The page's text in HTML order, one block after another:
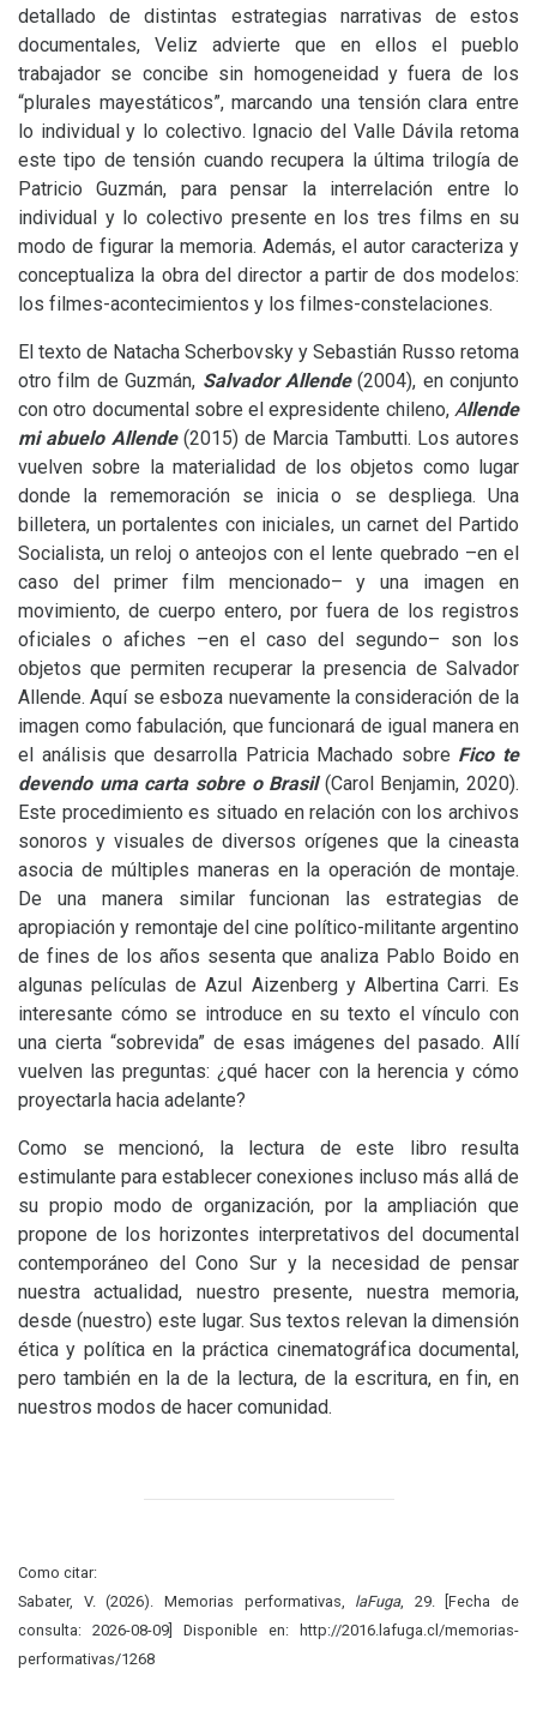
detallado de distintas estrategias narrativas de estos
documentales, Veliz advierte que en ellos el pueblo
trabajador se concibe sin homogeneidad y fuera de los
“plurales mayestáticos”, marcando una tensión clara entre
lo individual y lo colectivo. Ignacio del Valle Dávila retoma
este tipo de tensión cuando recupera la última trilogía de
Patricio Guzmán, para pensar la interrelación entre lo
individual y lo colectivo presente en los tres films en su
modo de figurar la memoria. Además, el autor caracteriza y
conceptualiza la obra del director a partir de dos modelos:
los filmes-acontecimientos y los filmes-constelaciones.
El texto de Natacha Scherbovsky y Sebastián Russo retoma
otro film de Guzmán, Salvador Allende(2004), en conjunto
con otro documental sobre el expresidente chileno, Allende
mi abuelo Allende (2015) de Marcia Tambutti. Los autores
vuelven sobre la materialidad de los objetos como lugar
donde la rememoración se inicia o se despliega. Una
billetera, un portalentes con iniciales, un carnet del Partido
Socialista, un reloj o anteojos con el lente quebrado –en el
caso del primer film mencionado– y una imagen en
movimiento, de cuerpo entero, por fuera de los registros
oficiales o afiches –en el caso del segundo– son los
objetos que permiten recuperar la presencia de Salvador
Allende. Aquí se esboza nuevamente la consideración de la
imagen como fabulación, que funcionará de igual manera en
el análisis que desarrolla Patricia Machado sobre Fico te
devendo uma carta sobre o Brasil(Carol Benjamin, 2020).
Este procedimiento es situado en relación con los archivos
sonoros y visuales de diversos orígenes que la cineasta
asocia de múltiples maneras en la operación de montaje.
De una manera similar funcionan las estrategias de
apropiación y remontaje del cine político-militante argentino
de fines de los años sesenta que analiza Pablo Boido en
algunas películas de Azul Aizenberg y Albertina Carri. Es
interesante cómo se introduce en su texto el vínculo con
una cierta “sobrevida” de esas imágenes del pasado. Allí
vuelven las preguntas: ¿qué hacer con la herencia y cómo
proyectarla hacia adelante?
Como se mencionó, la lectura de este libro resulta
estimulante para establecer conexiones incluso más allá de
su propio modo de organización, por la ampliación que
propone de los horizontes interpretativos del documental
contemporáneo del Cono Sur y la necesidad de pensar
nuestra actualidad, nuestro presente, nuestra memoria,
desde (nuestro) este lugar. Sus textos relevan la dimensión
ética y política en la práctica cinematográfica documental,
pero también en la de la lectura, de la escritura, en fin, en
nuestros modos de hacer comunidad.
Como citar:
Sabater, V. (2026). Memorias performativas, laFuga, 29. [Fecha de
consulta: 2026-08-09] Disponible en: http://2016.lafuga.cl/memorias-
performativas/1268